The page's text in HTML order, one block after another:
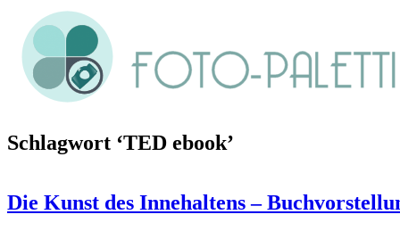
Schlagwort ‘TED ebook’
Die Kunst des Innehaltens –